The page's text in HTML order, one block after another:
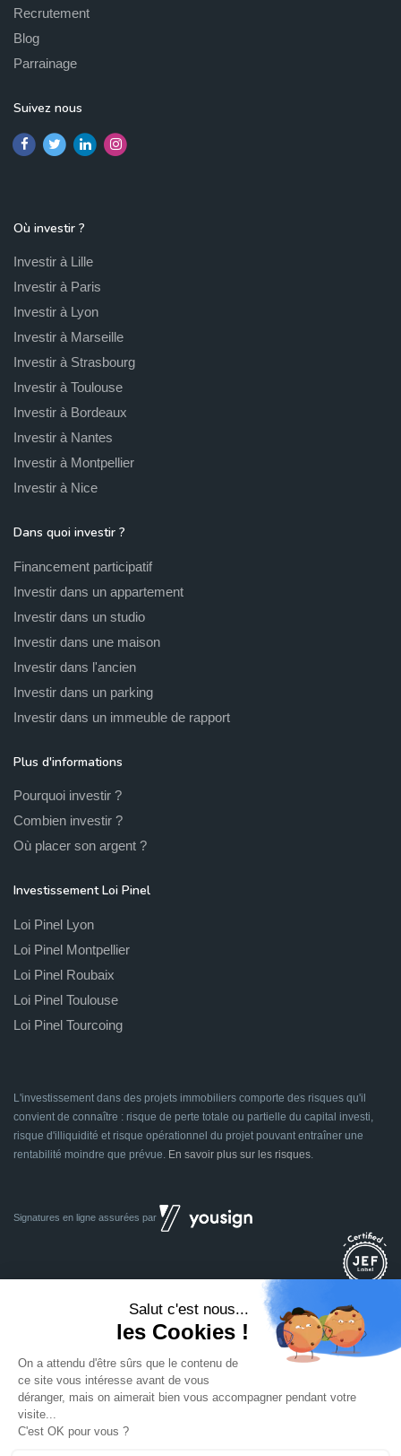
Recrutement
Blog
Parrainage
Suivez nous
Où investir ?
Investir à Lille
Investir à Paris
Investir à Lyon
Investir à Marseille
Investir à Strasbourg
Investir à Toulouse
Investir à Bordeaux
Investir à Nantes
Investir à Montpellier
Investir à Nice
Dans quoi investir ?
Financement participatif
Investir dans un appartement
Investir dans un studio
Investir dans une maison
Investir dans l'ancien
Investir dans un parking
Investir dans un immeuble de rapport
Plus d'informations
Pourquoi investir ?
Combien investir ?
Où placer son argent ?
Investissement Loi Pinel
Loi Pinel Lyon
Loi Pinel Montpellier
Loi Pinel Roubaix
Loi Pinel Toulouse
Loi Pinel Tourcoing
L'investissement dans des projets immobiliers comporte des risques qu'il
convient de connaître : risque de perte totale ou partielle du capital investi,
risque d'illiquidité et risque opérationnel du projet pouvant entraîner une
rentabilité moindre que prévue. En savoir plus sur les risques.
Signatures en ligne assurées par
Tous droits réservés 2014 - 2026
Conçu avec à Euratechnologies 59000 Lille
Mentions légales CGU CGV Cookies
Mettre à jour les préférences des cookies